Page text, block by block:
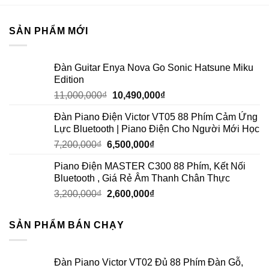
SẢN PHẨM MỚI
Đàn Guitar Enya Nova Go Sonic Hatsune Miku
Edition
11,000,000₫ 10,490,000₫
Đàn Piano Điện Victor VT05 88 Phím Cảm Ứng
Lực Bluetooth | Piano Điện Cho Người Mới Học
7,200,000₫ 6,500,000₫
Piano Điện MASTER C300 88 Phím, Kết Nối
Bluetooth , Giá Rẻ Âm Thanh Chân Thực
3,200,000₫ 2,600,000₫
SẢN PHẨM BÁN CHẠY
Đàn Piano Victor VT02 Đủ 88 Phím Đàn Gỗ,